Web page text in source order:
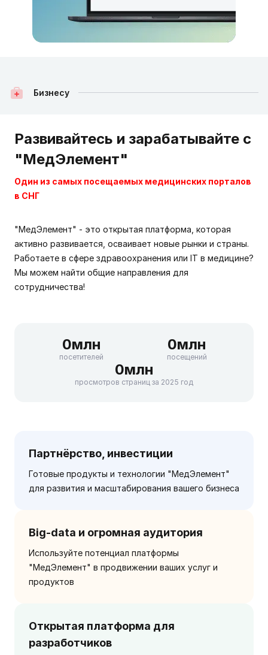
Бизнесу
Развивайтесь и зарабатывайте с
"МедЭлемент"
Один из самых посещаемых медицинских порталов
в СНГ
"МедЭлемент" - это открытая платформа, которая
активно развивается, осваивает новые рынки и страны.
Работаете в сфере здравоохранения или IT в медицине?
Мы можем найти общие направления для
сотрудничества!
0млн
посетителей
0млн
посещений
0млн
просмотров страниц за 2025 год
Партнёрство, инвестиции
Готовые продукты и технологии "МедЭлемент"
для развития и масштабирования вашего бизнеса
Big-data и огромная аудитория
Используйте потенциал платформы
"МедЭлемент" в продвижении ваших услуг и
продуктов
Открытая платформа для
разработчиков